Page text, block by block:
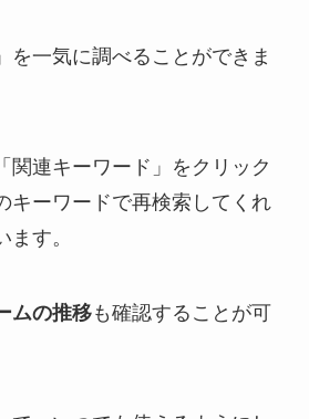
」を一気に調べることができま
関連キーワード」をクリック
キーワードで再検索してくれ
す。
ムの推移も確認することが可